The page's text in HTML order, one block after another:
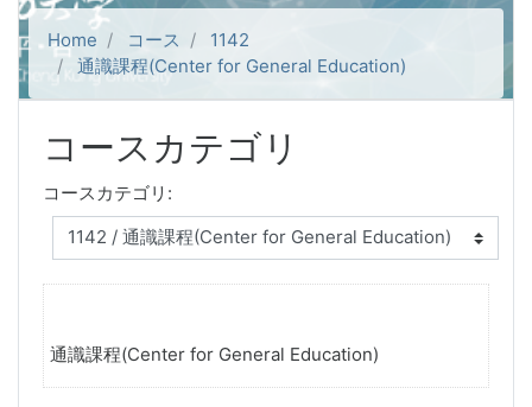
Home コース
1142
通識課程(Center for General Education)
コースカテゴリ
コースカテゴリ:
通識課程(Center for General Education)